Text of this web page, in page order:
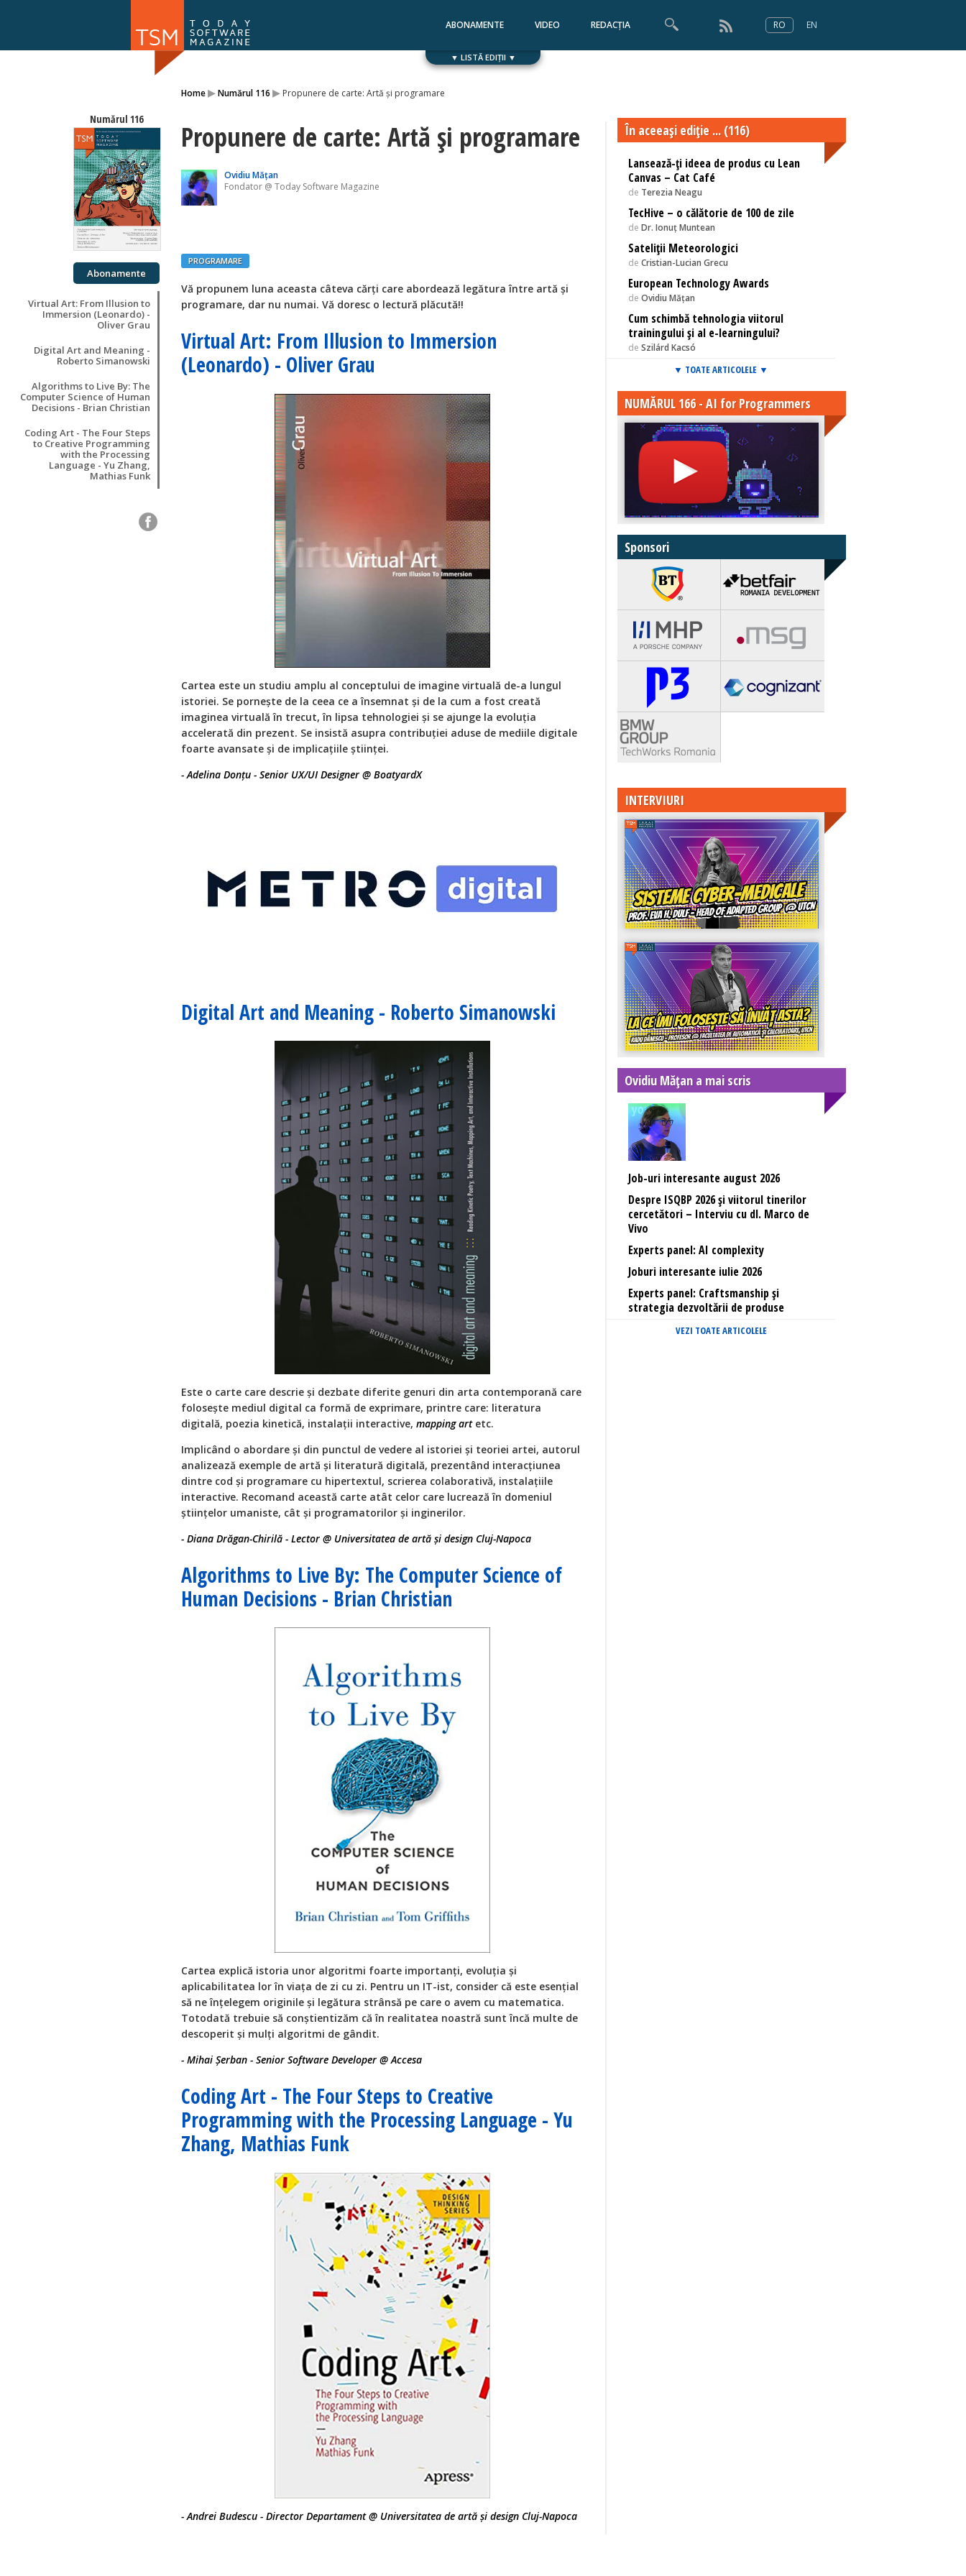
ABONAMENTE VIDEO REDACȚIA RO EN
▼ LISTĂ EDIȚII ▼
Home▸Numărul 116 ▸ Propunere de carte: Artă și programare
Numărul 116
Abonamente
Virtual Art: From Illusion to
Immersion (Leonardo) -
Oliver Grau
Digital Art and Meaning -
Roberto Simanowski
Algorithms to Live By: The
Computer Science of Human
Decisions - Brian Christian
Coding Art - The Four Steps
to Creative Programming
with the Processing
Language - Yu Zhang,
Mathias Funk
Propunere de carte: Artă și programare
Ovidiu Mățan
Fondator @ Today Software Magazine
PROGRAMARE
Vă propunem luna aceasta câteva cărți care abordează legătura între artă și
programare, dar nu numai. Vă doresc o lectură plăcută!!
Virtual Art: From Illusion to Immersion
(Leonardo) - Oliver Grau
Cartea este un studiu amplu al conceptului de imagine virtuală de-a lungul
istoriei. Se pornește de la ceea ce a însemnat și de la cum a fost creată
imaginea virtuală în trecut, în lipsa tehnologiei și se ajunge la evoluția
accelerată din prezent. Se insistă asupra contribuției aduse de mediile digitale
foarte avansate și de implicațiile științei.
- Adelina Donțu - Senior UX/UI Designer @ BoatyardX
Digital Art and Meaning - Roberto Simanowski
Este o carte care descrie și dezbate diferite genuri din arta contemporană care
folosește mediul digital ca formă de exprimare, printre care: literatura
digitală, poezia kinetică, instalații interactive, mapping artetc.
Implicând o abordare și din punctul de vedere al istoriei și teoriei artei, autorul
analizează exemple de artă și literatură digitală, prezentând interacțiunea
dintre cod și programare cu hipertextul, scrierea colaborativă, instalațiile
interactive. Recomand această carte atât celor care lucrează în domeniul
științelor umaniste, cât și programatorilor și inginerilor.
- Diana Drăgan-Chirilă - Lector @ Universitatea de artă și design Cluj-Napoca
Algorithms to Live By: The Computer Science of
Human Decisions - Brian Christian
Cartea explică istoria unor algoritmi foarte importanți, evoluția și
aplicabilitatea lor în viața de zi cu zi. Pentru un IT-ist, consider că este esențial
să ne înțelegem originile și legătura strânsă pe care o avem cu matematica.
Totodată trebuie să conștientizăm că în realitatea noastră sunt încă multe de
descoperit și mulți algoritmi de gândit.
- Mihai Șerban - Senior Software Developer @ Accesa
Coding Art - The Four Steps to Creative
Programming with the Processing Language - Yu
Zhang, Mathias Funk
- Andrei Budescu - Director Departament @ Universitatea de artă și design Cluj-Napoca
În aceeaşi ediţie ... (116)
Lansează-ți ideea de produs cu Lean
Canvas – Cat Café
de Terezia Neagu
TecHive – o călătorie de 100 de zile
de Dr. Ionuț Muntean
Sateliții Meteorologici
de Cristian-Lucian Grecu
European Technology Awards
de Ovidiu Mățan
Cum schimbă tehnologia viitorul
trainingului și al e-learningului?
de Szilárd Kacsó
▼ TOATE ARTICOLELE ▼
NUMĂRUL 166 - AI for Programmers
Sponsori
INTERVIURI
Ovidiu Mățan a mai scris
Job-uri interesante august 2026
Despre ISQBP 2026 și viitorul tinerilor
cercetători – Interviu cu dl. Marco de
Vivo
Experts panel: AI complexity
Joburi interesante iulie 2026
Experts panel: Craftsmanship și
strategia dezvoltării de produse
VEZI TOATE ARTICOLELE